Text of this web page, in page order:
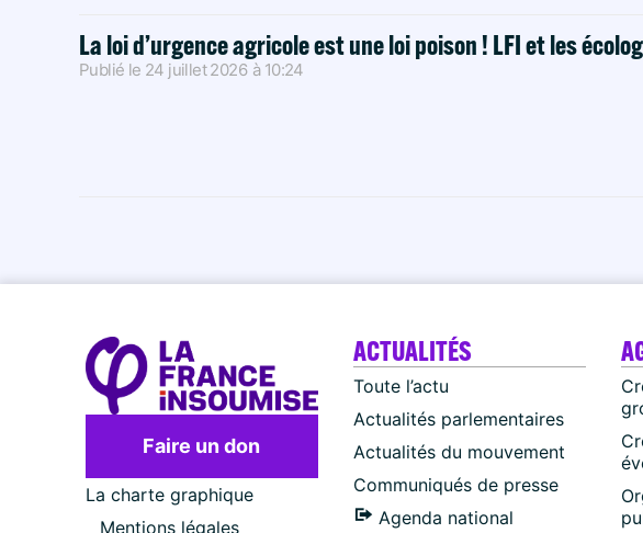
La loi d’urgence agricole est une loi poison ! LFI et les
Publié le 24 juillet 2026 à 10:24
Faire un don
La charte graphique
Mentions légales
ACTUALITÉS
Toute l’actu
Actualités parlementaires
Actualités du mouvement
Communiqués de presse
Agenda national